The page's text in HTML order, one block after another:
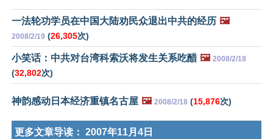
一法轮功学员在中国大陆劝民众退出中共的经历 🖼️
2008/2/19 (26,305次)
小笑话：中共对台湾科索沃将发生关系吃醋 🖼️ 2008/2/18
(32,802次)
神韵感动日本经济重镇名古屋 🖼️ 2008/2/18 (15,876次)
更多文章导读： 2007年11月4日